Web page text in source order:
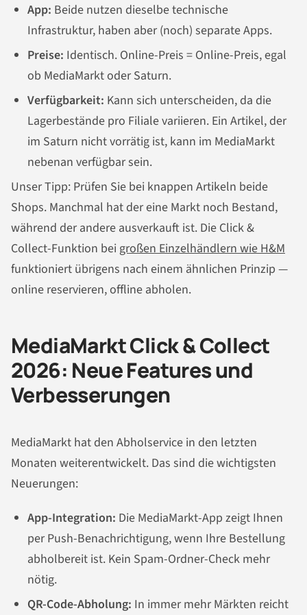
App: Beide nutzen dieselbe technische
Infrastruktur, haben aber (noch) separate Apps.
Preise: Identisch. Online-Preis = Online-Preis, egal
ob MediaMarkt oder Saturn.
Verfügbarkeit: Kann sich unterscheiden, da die
Lagerbestände pro Filiale variieren. Ein Artikel, der
im Saturn nicht vorrätig ist, kann im MediaMarkt
nebenan verfügbar sein.
Unser Tipp: Prüfen Sie bei knappen Artikeln beide
Shops. Manchmal hat der eine Markt noch Bestand,
während der andere ausverkauft ist. Die Click &
Collect-Funktion bei großen Einzelhändlern wie H&M
funktioniert übrigens nach einem ähnlichen Prinzip —
online reservieren, offline abholen.
MediaMarkt Click & Collect
2026: Neue Features und
Verbesserungen
MediaMarkt hat den Abholservice in den letzten
Monaten weiterentwickelt. Das sind die wichtigsten
Neuerungen:
App-Integration: Die MediaMarkt-App zeigt Ihnen
per Push-Benachrichtigung, wenn Ihre Bestellung
abholbereit ist. Kein Spam-Ordner-Check mehr
nötig.
QR-Code-Abholung: In immer mehr Märkten reicht